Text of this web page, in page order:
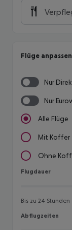
Flüge anpassen
Nur
Nur
Alle Flüge
Mit Koffer
Ohne
Flugdauer
Flugdauer
Bis zu 24 Stunden
Abflugzeiten
Abflugzeiten